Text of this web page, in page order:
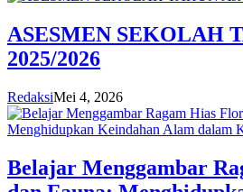
ASESMEN SEKOLAH
2025/2026
RedaksiMei 4, 2026
Belajar Menggambar